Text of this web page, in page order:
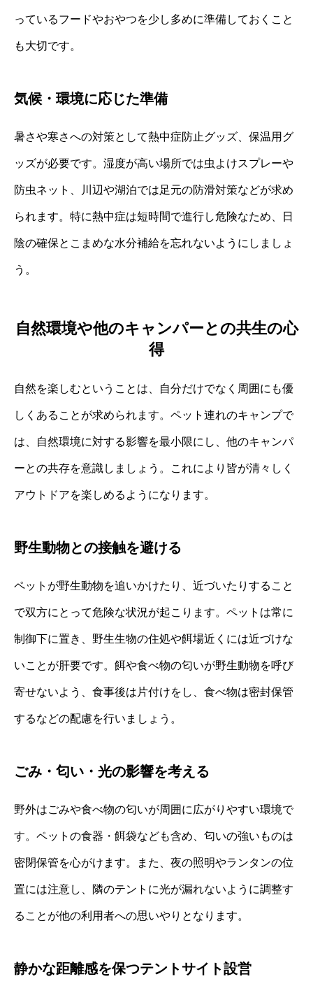
っているフードやおやつを少し多めに準備しておくこと
も大切です。
気候・環境に応じた準備
暑さや寒さへの対策として熱中症防止グッズ、保温用グ
ッズが必要です。湿度が高い場所では虫よけスプレーや
防虫ネット、川辺や湖泊では足元の防滑対策などが求め
られます。特に熱中症は短時間で進行し危険なため、日
陰の確保とこまめな水分補給を忘れないようにしましょ
う。
自然環境や他のキャンパーとの共生の心
得
自然を楽しむということは、自分だけでなく周囲にも優
しくあることが求められます。ペット連れのキャンプで
は、自然環境に対する影響を最小限にし、他のキャンパ
ーとの共存を意識しましょう。これにより皆が清々しく
アウトドアを楽しめるようになります。
野生動物との接触を避ける
ペットが野生動物を追いかけたり、近づいたりすること
で双方にとって危険な状況が起こります。ペットは常に
制御下に置き、野生生物の住処や餌場近くには近づけな
いことが肝要です。餌や食べ物の匂いが野生動物を呼び
寄せないよう、食事後は片付けをし、食べ物は密封保管
するなどの配慮を行いましょう。
ごみ・匂い・光の影響を考える
野外はごみや食べ物の匂いが周囲に広がりやすい環境で
す。ペットの食器・餌袋なども含め、匂いの強いものは
密閉保管を心がけます。また、夜の照明やランタンの位
置には注意し、隣のテントに光が漏れないように調整す
ることが他の利用者への思いやりとなります。
静かな距離感を保つテントサイト設営